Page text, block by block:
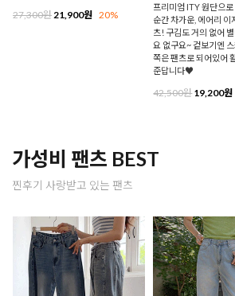
27,300원 21,900원 20%
프리미엄 ITY 원단으
순간 차가운, 에어리 이
츠! 구김도 거의 없어
요 없구요~ 겉보기엔
쪽은 팬츠로 되어있어
준답니다♥
42,500원19,200원
가성비 팬츠 BEST
찐후기 사랑받고 있는 팬츠